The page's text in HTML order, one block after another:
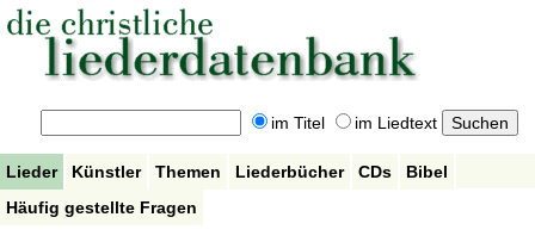
im Titel im Liedtext
Lieder Künstler Themen Liederbücher CDs
Bibel
Häufig gestellte Fragen